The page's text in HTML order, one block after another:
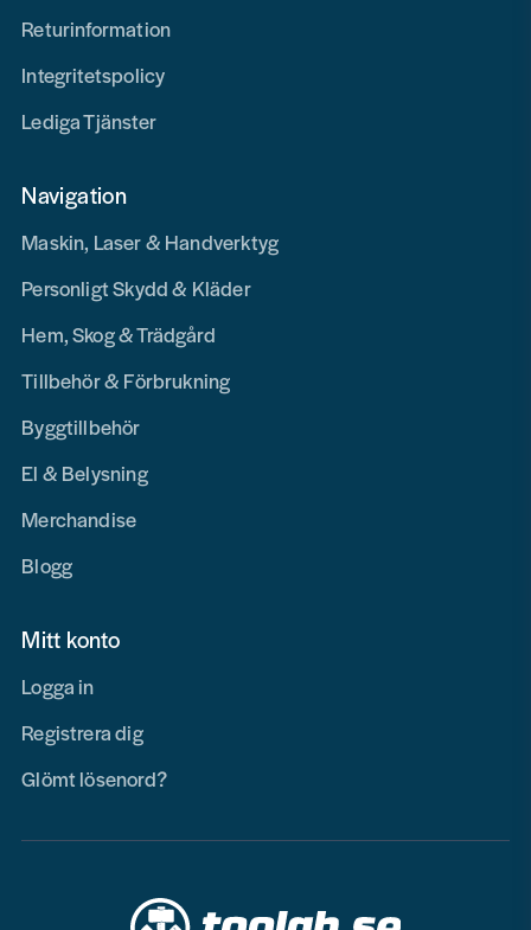
Returinformation
Integritetspolicy
Lediga Tjänster
Navigation
Maskin, Laser & Handverktyg
Personligt Skydd & Kläder
Hem, Skog & Trädgård
Tillbehör & Förbrukning
Byggtillbehör
El & Belysning
Merchandise
Blogg
Mitt konto
Logga in
Registrera dig
Glömt lösenord?